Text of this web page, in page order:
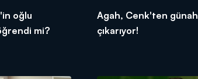
oğlu
mi?
Agah, Cenk'ten günah
çıkarıyor!